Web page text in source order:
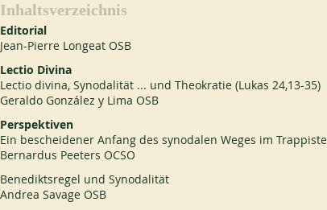
Inhaltsverzeichnis
Editorial
Jean-Pierre Longeat OSB
Lectio Divina
Lectio divina, Synodalität ... und Theokratie (Lukas 24,13-35)
Geraldo González y Lima OSB
Perspektiven
Ein bescheidener Anfang des synodalen Weges im
Bernardus Peeters OCSO
Benediktsregel und Synodalität
Andrea Savage OSB